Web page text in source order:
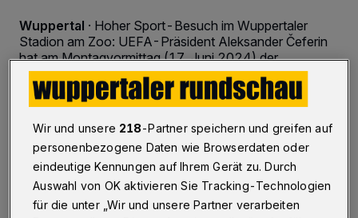
Wuppertal · Hoher Sport-Besuch im Wuppertaler
Stadion am Zoo: UEFA-Präsident Aleksander Čeferin
hat am Montagvormittag (17. Juni 2024) der
slowenischen Fußball-Nationalmannschaft einen
Besuch abgestattet.
17.06.2024 , 13:26 Uhr Eine Minute Lesezeit
Wir und unsere 218-Partner speichern und greifen auf
personenbezogene Daten wie Browserdaten oder
eindeutige Kennungen auf Ihrem Gerät zu. Durch
Auswahl von OK aktivieren Sie Tracking-Technologien
für die unter „Wir und unsere Partner verarbeiten